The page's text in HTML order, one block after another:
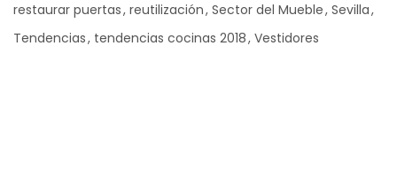
restaurar puertas reutilización Sector del Mueble Sevilla
Tendencias tendencias cocinas 2018 Vestidores